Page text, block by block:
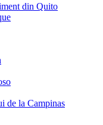
din Quito
de la Campinas